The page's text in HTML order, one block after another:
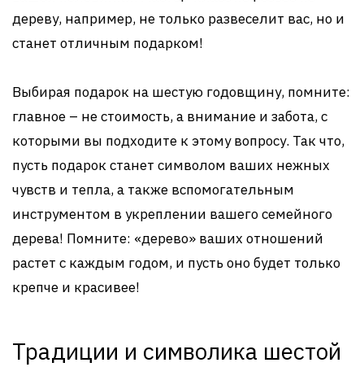
дереву, например, не только развеселит вас, но и
станет отличным подарком!
Выбирая подарок на шестую годовщину, помните:
главное – не стоимость, а внимание и забота, с
которыми вы подходите к этому вопросу. Так что,
пусть подарок станет символом ваших нежных
чувств и тепла, а также вспомогательным
инструментом в укреплении вашего семейного
дерева! Помните: «дерево» ваших отношений
растет с каждым годом, и пусть оно будет только
крепче и красивее!
Традиции и символика шестой